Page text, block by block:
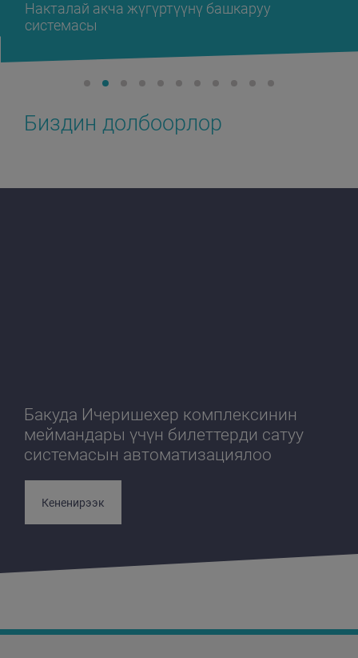
Накталай акча жүгүртүүнү башкаруу
системасы
Биздин долбоорлор
Бакуда Ичеришехер комплексинин
меймандары үчүн билеттерди сатуу
системасын автоматизациялоо
Кененирээк